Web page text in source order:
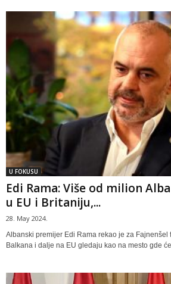
U FOKUSU
Edi Rama: Više od milion
u EU i Britaniju,...
28. May 2024.
Albanski premijer Edi Rama rekao je za Fajnenšel
Balkana i dalje na EU gledaju kao na mesto gde će